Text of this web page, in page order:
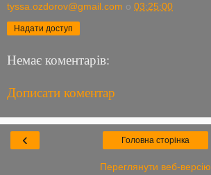
tyssa.ozdorov@gmail.com о 03:25:00
Надати доступ
Немає коментарів:
Дописати коментар
‹ Головна сторінка
Переглянути веб-версію